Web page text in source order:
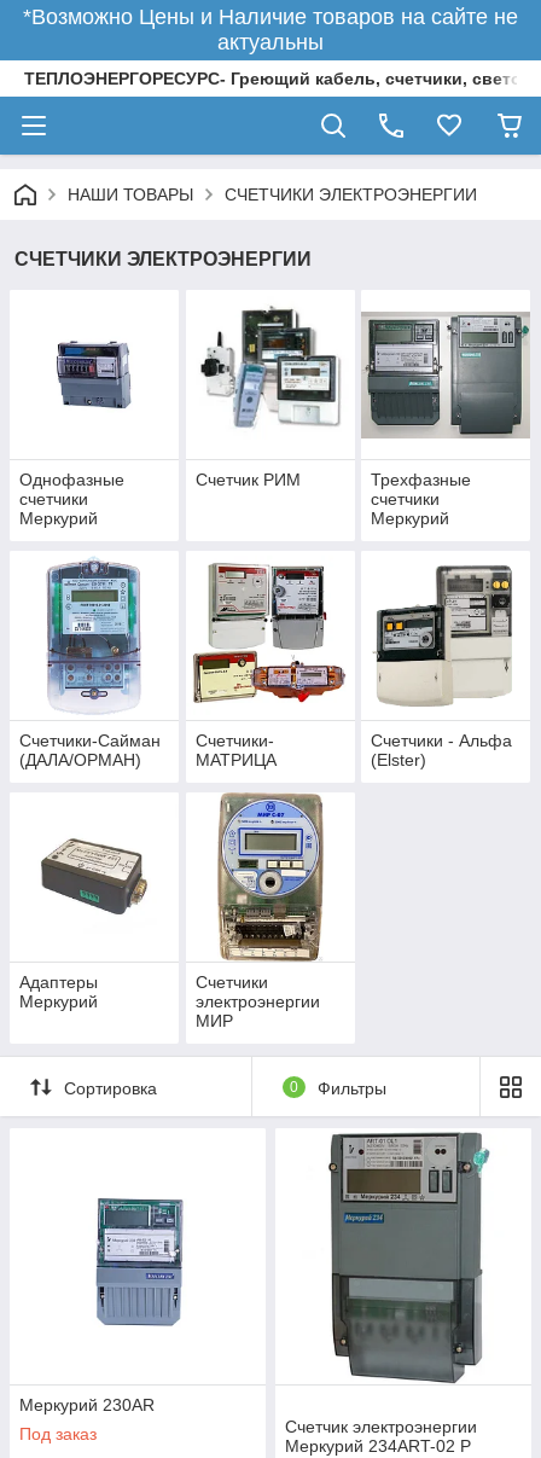
*Возможно Цены и Наличие товаров на сайте не
актуальны
ТЕПЛОЭНЕРГОРЕСУРС- Греющий кабель, счетчики,
НАШИ ТОВАРЫ СЧЕТЧИКИ ЭЛЕКТРОЭНЕРГИИ
СЧЕТЧИКИ ЭЛЕКТРОЭНЕРГИИ
Однофазные
счетчики
Меркурий
Счетчик РИМ
Трехфазные
счетчики
Меркурий
Счетчики-Сайман
(ДАЛА/ОРМАН)
Счетчики-
МАТРИЦА
Счетчики - Альфа
(Elster)
Адаптеры
Меркурий
Счетчики
электроэнергии
МИР
Сортировка 0 Фильтры
Меркурий 230AR
Под заказ
Счетчик электроэнергии
Меркурий 234ART-02 P